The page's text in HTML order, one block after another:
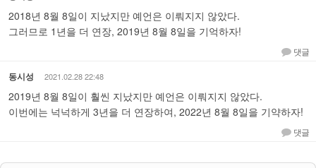
2018년 8월 8일이 지났지만 예언은 이뤄지지 않았다.
그러므로 1년을 더 연장, 2019년 8월 8일을 기억하자!
댓글
동시성 2021.02.28 22:48
2019년 8월 8일이 훨씬 지났지만 예언은 이뤄지지 않았다.
이번에는 넉넉하게 3년을 더 연장하여, 2022년 8월 8일을 기약하자!
댓글